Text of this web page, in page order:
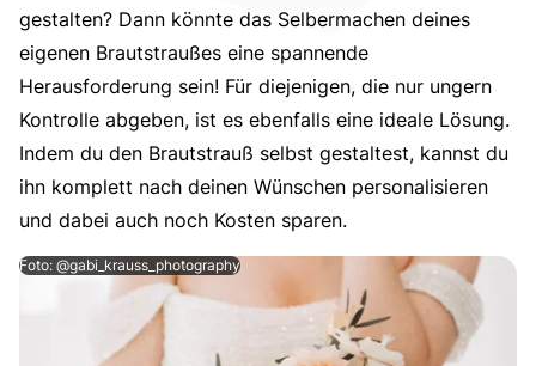
Bist du gerne kreativ und liebst es, Dinge selbst zu
gestalten? Dann könnte das Selbermachen deines
eigenen Brautstraußes eine spannende
Herausforderung sein! Für diejenigen, die nur ungern
Kontrolle abgeben, ist es ebenfalls eine ideale Lösung.
Indem du den Brautstrauß selbst gestaltest, kannst du
ihn komplett nach deinen Wünschen personalisieren
und dabei auch noch Kosten sparen.
Foto: @gabi_krauss_photography